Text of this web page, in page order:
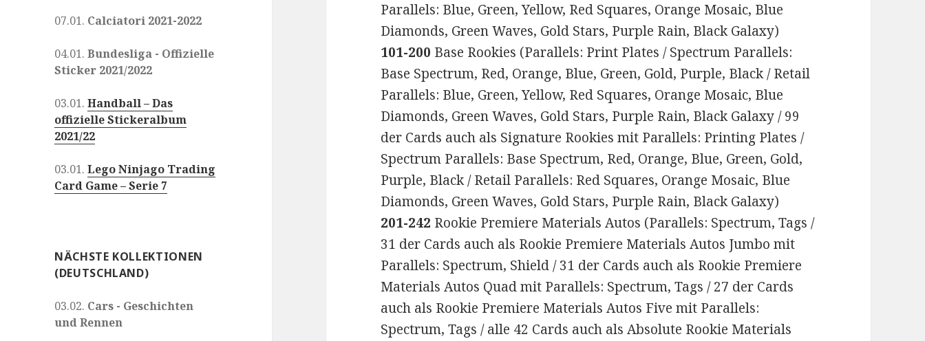
07.01. Calciatori 2021-2022
04.01.Bundesliga - Offizielle
Sticker 2021/2022
03.01.Handball – Das
offizielle Stickeralbum
2021/22
03.01.Lego Ninjago Trading
Card Game – Serie 7
NÄCHSTE KOLLEKTIONEN
(DEUTSCHLAND)
03.02. Cars - Geschichten
und Rennen
Parallels: Blue, Green, Yellow, Red Squares, Orange Mosaic, Blue
Diamonds, Green Waves, Gold Stars, Purple Rain, Black Galaxy)
101-200 Base Rookies (Parallels: Print Plates / Spectrum Parallels:
Base Spectrum, Red, Orange, Blue, Green, Gold, Purple, Black / Retail
Parallels: Blue, Green, Yellow, Red Squares, Orange Mosaic, Blue
Diamonds, Green Waves, Gold Stars, Purple Rain, Black Galaxy / 99
der Cards auch als Signature Rookies mit Parallels: Printing Plates /
Spectrum Parallels: Base Spectrum, Red, Orange, Blue, Green, Gold,
Purple, Black / Retail Parallels: Red Squares, Orange Mosaic, Blue
Diamonds, Green Waves, Gold Stars, Purple Rain, Black Galaxy)
201-242 Rookie Premiere Materials Autos (Parallels: Spectrum, Tags /
31 der Cards auch als Rookie Premiere Materials Autos Jumbo mit
Parallels: Spectrum, Shield / 31 der Cards auch als Rookie Premiere
Materials Autos Quad mit Parallels: Spectrum, Tags / 27 der Cards
auch als Rookie Premiere Materials Autos Five mit Parallels:
Spectrum, Tags / alle 42 Cards auch als Absolute Rookie Materials